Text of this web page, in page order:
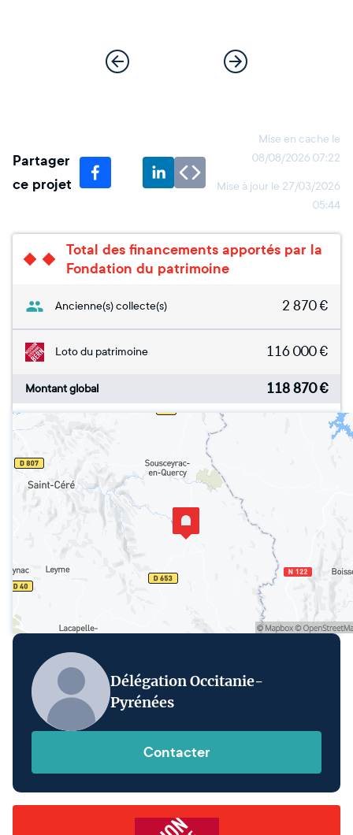
Partager
ce projet
Mise en cache le
08/08/2026 07:22
Mise à jour le 27/03/2026
05:44
Total des financements apportés par la
Fondation du patrimoine
Ancienne(s) collecte(s) 2 870€
Loto du patrimoine 116 000€
Montant global 118 870€
Délégation Occitanie-
Pyrénées
Contacter